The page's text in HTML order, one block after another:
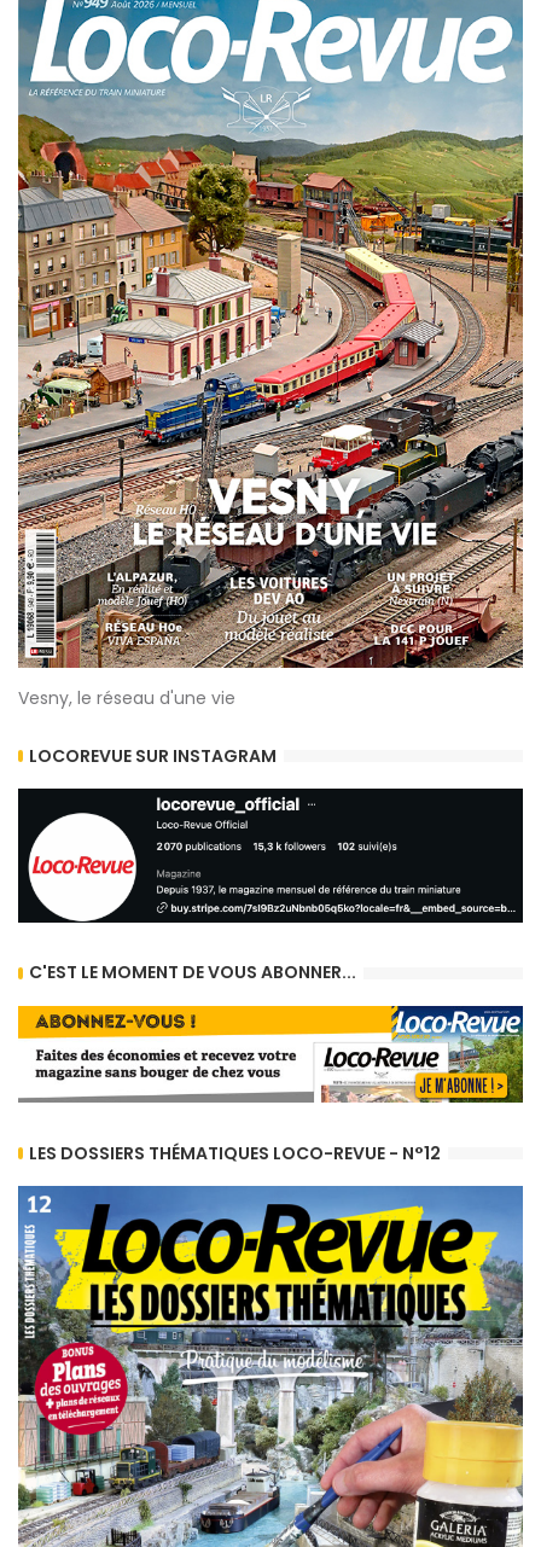
Vesny, le réseau d'une vie
LOCOREVUE SUR INSTAGRAM
C'EST LE MOMENT DE VOUS ABONNER...
LES DOSSIERS THÉMATIQUES LOCO-REVUE - N°12